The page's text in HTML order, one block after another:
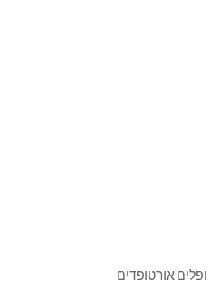
אורטופדים